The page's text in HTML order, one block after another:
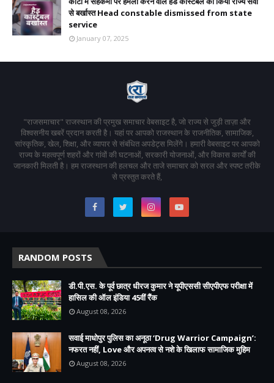
से बर्खास्त Head constable dismissed from state
service
January 07, 2025
"राजसमाचार" राजस्थान की प्रमुख समाचार वेबसाइट है, जो राज्य से जुड़ी ताज़ा और
विश्वसनीय खबरें प्रदान करती है। यहां पर आपको राजस्थान के राजनीतिक, सामाजिक,
सांस्कृतिक, खेल, शिक्षा, और व्यापार से संबंधित अपडेट्स मिलेंगे। हमारी वेबसाइट पर आपको
राज्य के महत्वपूर्ण शहरों और गांवों की घटनाओं, सरकारी योजनाओं, और विकास कार्यों की
जानकारी मिलती है। हम राजस्थान की हलचल और ताजे समाचार को सरल और स्पष्ट तरीके
से प्रस्तुत करते हैं,
RANDOM POSTS
डी.पी.एस. के पूर्व छात्र धीरज कुमार ने यूपीएससी सीएपीएफ परीक्षा में
हासिल की ऑल इंडिया 45वीं रैंक
August 08, 2026
सवाई माधोपुर पुलिस का अनूठा ‘Drug Warrior Campaign’:
नफरत नहीं, Love और अपनत्व से नशे के खिलाफ सामाजिक मुहिम
August 08, 2026